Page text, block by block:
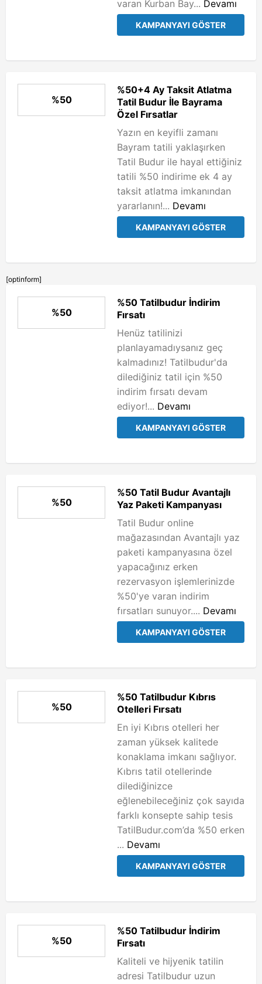
varan Kurban Bay... Devamı
KAMPANYAYI GÖSTER
%50
%50+4 Ay Taksit Atlatma
Tatil Budur İle Bayrama
Özel Fırsatlar
Yazın en keyifli zamanı
Bayram tatili yaklaşırken
Tatil Budur ile hayal ettiğiniz
tatili %50 indirime ek 4 ay
taksit atlatma imkanından
yararlanın!... Devamı
KAMPANYAYI GÖSTER
[optinform]
%50
%50 Tatilbudur İndirim
Fırsatı
Henüz tatilinizi
planlayamadıysanız geç
kalmadınız! Tatilbudur'da
dilediğiniz tatil için %50
indirim fırsatı devam
ediyor!... Devamı
KAMPANYAYI GÖSTER
%50
%50 Tatil Budur Avantajlı
Yaz Paketi Kampanyası
Tatil Budur online
mağazasından Avantajlı yaz
paketi kampanyasına özel
yapacağınız erken
rezervasyon işlemlerinizde
%50'ye varan indirim
fırsatları sunuyor.... Devamı
KAMPANYAYI GÖSTER
%50
%50 Tatilbudur Kıbrıs
Otelleri Fırsatı
En iyi Kıbrıs otelleri her
zaman yüksek kalitede
konaklama imkanı sağlıyor.
Kıbrıs tatil otellerinde
dilediğinizce
eğlenebileceğiniz çok sayıda
farklı konsepte sahip tesis
TatilBudur.com’da %50 erken
... Devamı
KAMPANYAYI GÖSTER
%50
%50 Tatilbudur İndirim
Fırsatı
Kaliteli ve hijyenik tatilin
adresi Tatilbudur uzun